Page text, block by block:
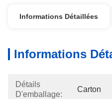
Informations Détaillées
Informations
Détails
D'emballage:
Carton